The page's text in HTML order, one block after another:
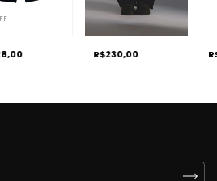
R$230,00